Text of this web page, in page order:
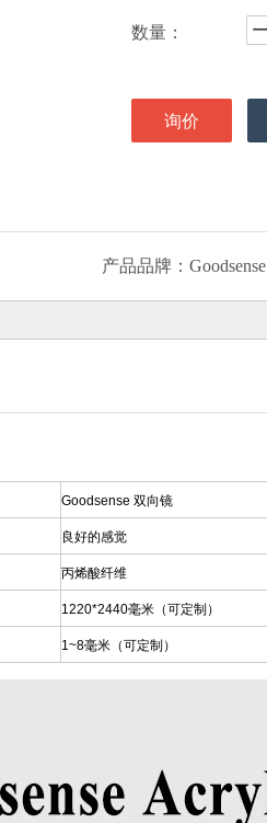
数量：
询价
产品品牌： Goodsense
Goodsense 双向镜
良好的感觉
丙烯酸纤维
1220*2440毫米（可定制）
1~8毫米（可定制）